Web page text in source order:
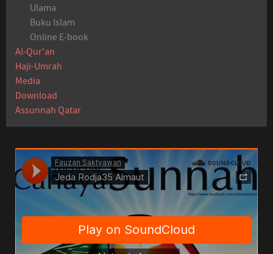
Ulama
Buku Islam
Online E-book
Al-Qur'an
Haji-Umrah
Media
Download
Assunnah Qatar